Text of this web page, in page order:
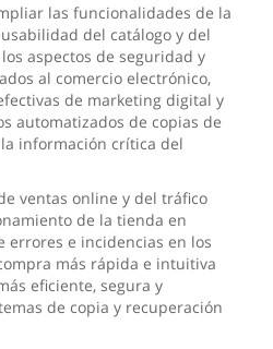
las funcionalidades de la
del catálogo y del
aspectos de seguridad y
al comercio electrónico,
de marketing digital y
automatizados de copias de
información crítica del
ventas online y del tráfico
de la tienda en
errores e incidencias en los
más rápida e intuitiva
eficiente, segura y
de copia y recuperación